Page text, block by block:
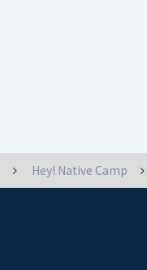
Hey! Native Camp